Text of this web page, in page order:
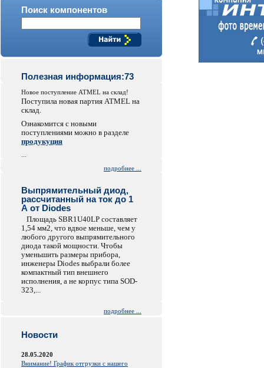
Поиск компонентов
Полезная информация:73
Новое поступление ATMEL на склад!
Поступила новая партия ATMEL на
склад.
Ознакомится с новыми
поступлениями можно в разделе
продукуция
подробнее ...
Выпрямительный диод,
рассчитанный на ток до 1
А от Diodes
Площадь SBR1U40LP составляет
1,54 мм2, что вдвое меньше, чем у
любого другого выпрямительного
диода такой мощности. Чтобы
уменьшить размеры прибора,
инженеры Diodes выбрали более
компактный тип внешнего
исполнения, а не корпус типа SOD-
323,...
подробнее ...
Новости
28.05.2020
Внимание! График отгрузки с нашего